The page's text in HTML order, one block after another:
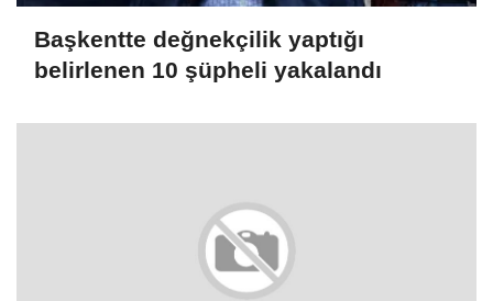
Başkentte değnekçilik yaptığı
belirlenen 10 şüpheli yakalandı